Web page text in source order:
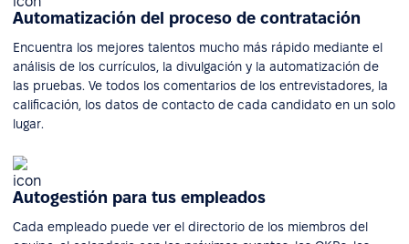
Automatización del proceso de contratación
Encuentra los mejores talentos mucho más rápido mediante el
análisis de los currículos, la divulgación y la automatización de
las pruebas. Ve todos los comentarios de los entrevistadores, la
calificación, los datos de contacto de cada candidato en un solo
lugar.
Autogestión para tus empleados
Cada empleado puede ver el directorio de los miembros del